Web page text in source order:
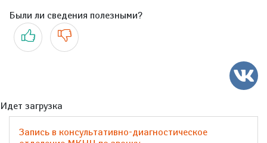
Были ли сведения полезными?
Да Нет
Идет загрузка
Запись в консультативно-диагностическое